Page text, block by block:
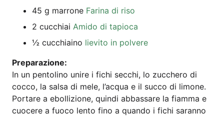
45 g mar­ro­ne Fari­na di riso
2 cuc­chi­ai Ami­do di tapioca
½ cuc­chia­i­no lie­vi­to in polvere
Pre­pa­ra­zio­ne:
In un pen­to­li­no uni­re i fichi sec­chi, lo zuc­che­ro di
coc­co, la sal­sa di mele, l’ac­qua e il suc­co di limo­ne.
Port­are a ebol­li­zio­ne, quin­di abbassa­re la fiam­ma e
cuo­ce­re a fuo­co len­to fino a quan­do i fichi saran­no